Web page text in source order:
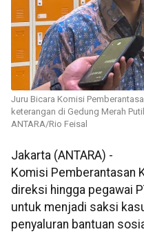
Juru Bicara Komisi
keterangan di Gedung Merah
ANTARA/Rio Feisal
Jakarta (ANTARA) -
Komisi Pemberantasan
direksi hingga pegawai
untuk menjadi saksi
penyaluran bantuan